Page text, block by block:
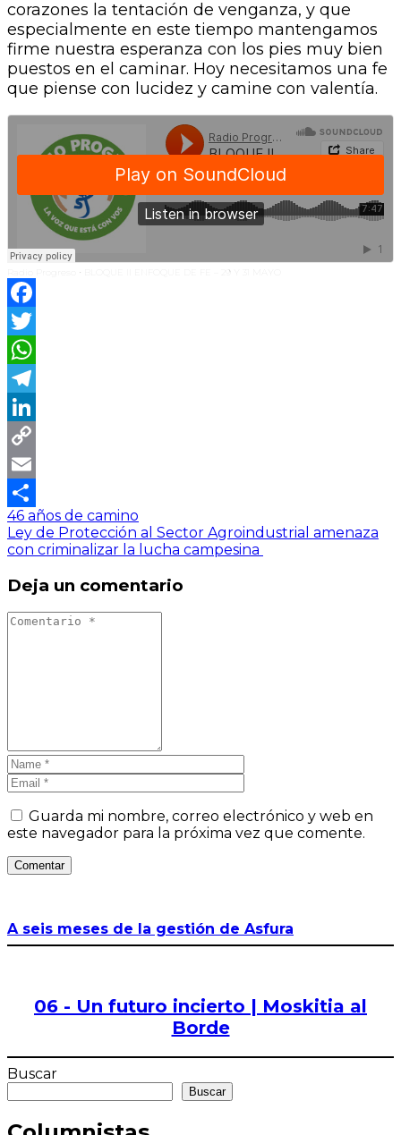
corazones la tentación de venganza, y que
especialmente en este tiempo mantengamos
firme nuestra esperanza con los pies muy bien
puestos en el caminar. Hoy necesitamos una fe
que piense con lucidez y camine con valentía.
· BLOQUE II ENFOQUE DE FE – 29 Y 31 MAYO
Facebook
Twitter
WhatsApp
Telegram
LinkedIn
Copy
Link
Email
Compartir
46 años de camino
Ley de Protección al Sector Agroindustrial amenaza
con criminalizar la lucha campesina
Deja un comentario
Guarda mi nombre, correo electrónico y web en
este navegador para la próxima vez que comente.
Comentar
A seis meses de la gestión de Asfura
06 - Un futuro incierto | Moskitia al
Borde
Buscar
Buscar